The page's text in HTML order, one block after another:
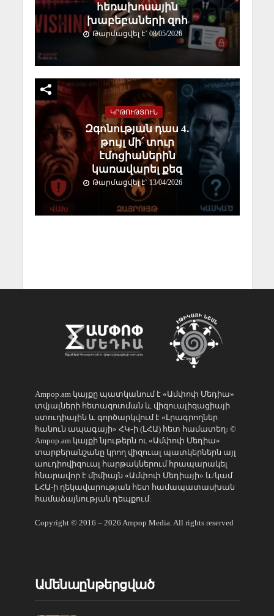
հեռախոսային
խաբեբաների զոհ
Թարմացվել է` 08/05/2026
ԿՐԹՈՒԹՅՈՒՆ
Զգոնության դաս 4.
թույլ մի՛ տուր
էմոցիաներին
կառավարել քեզ
Թարմացվել է` 13/04/2026
Ampop.am կայքը պատկանում է «Ամփոփ Մեդիա»
տվյալների հետազոտման և վիզուալիզացիայի
ստուդիային և գործարկվում է «Լրագրողներ
հանուն ապագայի» ՀԿ֊ի (ԼՀԱ) հետ համատեղ։ ©
Ampop.am կայքի նյութերն ու «Ամփոփ Մեդիա»
տարբերանշանը կրող վիզուալ պատկերներն այլ
աուդիովիզուալ հարթակներում հրապարակել
հնարավոր է միմիայն «Ամփոփ Մեդիայի» և/կամ
ԼՀԱ-ի ղեկավարության հետ համապատասխան
համաձայնության դեպքում:
Copyright © 2016 – 2026 Ampop Media. All rights reserved
Ամենաընթերցված